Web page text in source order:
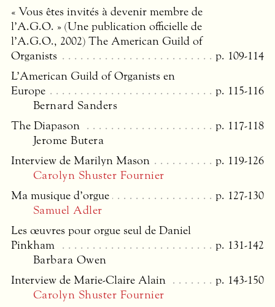
« Vous êtes invités à devenir membre de
l’A.G.O. » (Une publication officielle de
l’A.G.O., 2002) The American Guild of
Organists
p. 109-114
L’American Guild of Organists en
Europe
p. 115-116
Bernard Sanders
The Diapason
p. 117-118
Jerome Butera
Interview de Marilyn Mason
p. 119-126
Carolyn Shuster Fournier
Ma musique d’orgue
p. 127-130
Samuel Adler
Les œuvres pour orgue seul de Daniel
Pinkham
p. 131-142
Barbara Owen
Interview de Marie-Claire Alain
p. 143-150
Carolyn Shuster Fournier